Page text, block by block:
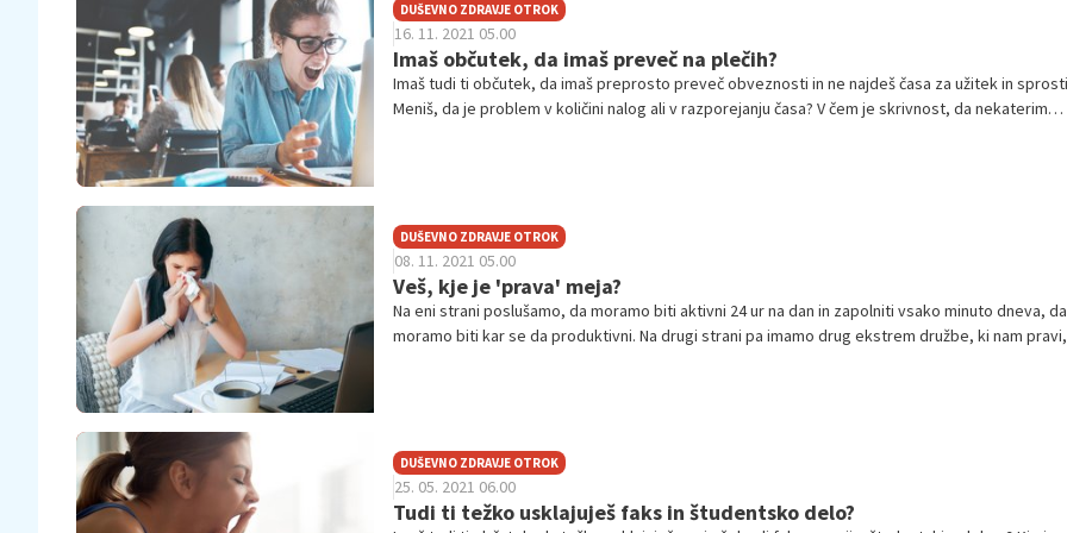
DUŠEVNO ZDRAVJE OTROK
16. 11. 2021 05.00
Imaš občutek, da imaš preveč na plečih?
Imaš tudi ti občutek, da imaš preprosto preveč obveznosti in ne najdeš časa za užitek in
Meniš, da je problem v količini nalog ali v razporejanju časa? V čem je skrivnost, da nekaterim
DUŠEVNO ZDRAVJE OTROK
08. 11. 2021 05.00
Veš, kje je 'prava' meja?
Na eni strani poslušamo, da moramo biti aktivni 24 ur na dan in zapolniti vsako minuto dneva, da
moramo biti kar se da produktivni. Na drugi strani pa imamo drug ekstrem družbe, ki nam
DUŠEVNO ZDRAVJE OTROK
25. 05. 2021 06.00
Tudi ti težko usklajuješ faks in študentsko delo?